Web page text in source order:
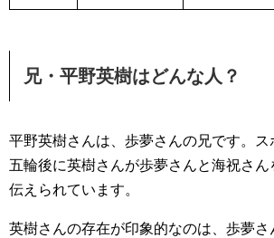
兄・平野英樹はどんな人？
平野英樹さんは、歩夢さんの兄です。
五輪後に英樹さんが歩夢さんと海祝さ
伝えられています。
英樹さんの存在が印象的なのは、歩夢